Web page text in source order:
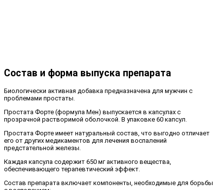
Состав и форма выпуска препарата
Биологически активная добавка предназначена для мужчин с
проблемами простаты.
Простата Форте (формула Мен) выпускается в капсулах с
прозрачной растворимой оболочкой. В упаковке 60 капсул.
Простата Форте имеет натуральный состав, что выгодно отличает
его от других медикаментов для лечения воспалений
предстательной железы.
Каждая капсула содержит 650 мг активного вещества,
обеспечивающего терапевтический эффект.
Состав препарата включает компоненты, необходимые для борьбы